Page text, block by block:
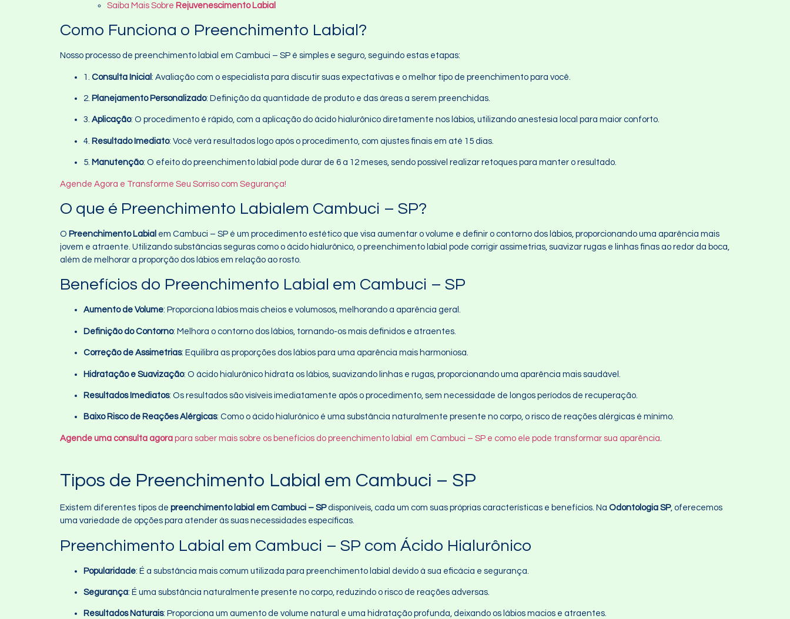
Saiba Mais Sobre Rejuvenescimento Labial
Como Funciona o Preenchimento Labial?
Nosso processo de preenchimento labial em Cambuci – SP é simples e seguro, seguindo estas etapas:
1. Consulta Inicial : Avaliação com o especialista para discutir suas expectativas e o melhor tipo de preenchimento para você.
2. Planejamento Personalizado: Definição da quantidade de produto e das áreas a serem preenchidas.
3. Aplicação: O procedimento é rápido, com a aplicação do ácido hialurônico diretamente nos lábios, utilizando anestesia local para maior conforto.
4. Resultado Imediato: Você verá resultados logo após o procedimento, com ajustes finais em até 15 dias.
5. Manutenção: O efeito do preenchimento labial pode durar de 6 a 12 meses, sendo possível realizar retoques para manter o resultado.
Agende Agora e Transforme Seu Sorriso com Segurança!
O que é Preenchimento Labialem Cambuci – SP?
O Preenchimento Labial em Cambuci – SP é um procedimento estético que visa aumentar o volume e definir o contorno dos lábios, proporcionando uma aparência mais
jovem e atraente. Utilizando substâncias seguras como o ácido hialurônico, o preenchimento labial pode corrigir assimetrias, suavizar rugas e linhas finas ao redor da boca,
além de melhorar a proporção dos lábios em relação ao rosto.
Benefícios do Preenchimento Labial em Cambuci – SP
Aumento de Volume: Proporciona lábios mais cheios e volumosos, melhorando a aparência geral.
Definição do Contorno: Melhora o contorno dos lábios, tornando-os mais definidos e atraentes.
Correção de Assimetrias: Equilibra as proporções dos lábios para uma aparência mais harmoniosa.
Hidratação e Suavização: O ácido hialurônico hidrata os lábios, suavizando linhas e rugas, proporcionando uma aparência mais saudável.
Resultados Imediatos: Os resultados são visíveis imediatamente após o procedimento, sem necessidade de longos períodos de recuperação.
Baixo Risco de Reações Alérgicas: Como o ácido hialurônico é uma substância naturalmente presente no corpo, o risco de reações alérgicas é mínimo.
Agende uma consulta agora para saber mais sobre os benefícios do preenchimento labial em Cambuci – SP e como ele pode transformar sua aparência
Tipos de Preenchimento Labial em Cambuci – SP
Existem diferentes tipos de preenchimento labial em Cambuci – SPdisponíveis, cada um com suas próprias características e benefícios. Na Odontologia SP, oferecemos
uma variedade de opções para atender às suas necessidades específicas.
Preenchimento Labial em Cambuci – SP com Ácido Hialurônico
Popularidade: É a substância mais comum utilizada para preenchimento labial devido à sua eficácia e segurança.
Segurança: É uma substância naturalmente presente no corpo, reduzindo o risco de reações adversas.
Resultados Naturais: Proporciona um aumento de volume natural e uma hidratação profunda, deixando os lábios macios e atraentes.